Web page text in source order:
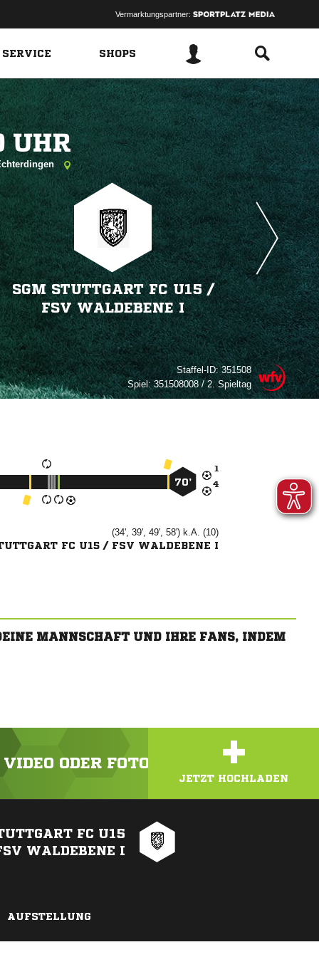
Vermarktungspartner:
SHOPS

SGM STUTTGART FC U15 /​
FSV WALDEBENE I
Staffel-ID:351508
Spiel:351508008 / 2. Spieltag


70’
(34', 39', 49', 58') k.A. (10)
FC U15 / FSV WALDEBENE I
MANNSCHAFT UND IHRE FANS, INDEM
ODER FOTO HOCH! +
JETZT HOCHLADEN
FC U15
WALDEBENE I
AUFSTELLUNG